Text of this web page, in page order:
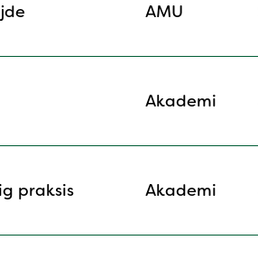
AMU
Akademi
praksis Akademi